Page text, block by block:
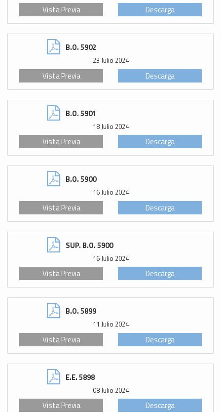
Descarga
Vista Previa
B.O. 5902
23 Julio 2024
Descarga
Vista Previa
B.O. 5901
18 Julio 2024
Descarga
Vista Previa
B.O. 5900
16 Julio 2024
Descarga
Vista Previa
SUP. B.O. 5900
16 Julio 2024
Descarga
Vista Previa
B.O. 5899
11 Julio 2024
Descarga
Vista Previa
E.E. 5898
08 Julio 2024
Descarga
Vista Previa